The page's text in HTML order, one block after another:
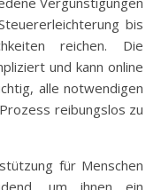
bis
reichen. Die
und kann online
alle notwendigen
reibungslos zu
für Menschen
um ihnen ein